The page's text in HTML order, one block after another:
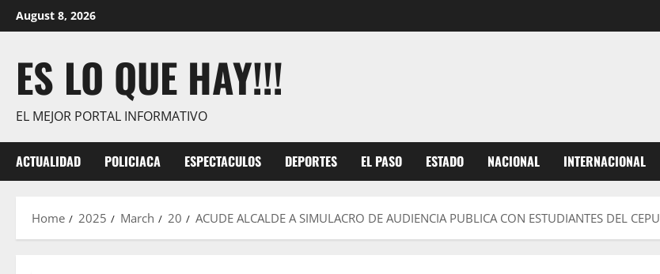
Skip
to
August 8, 2026
ES LO QUE HAY!!!
EL MEJOR PORTAL INFORMATIVO
ACTUALIDAD POLICIACA ESPECTACULOS DEPORTES EL PASO ESTADO NACIONAL INTERNACIONAL
Home 2025 March 20 ACUDE ALCALDE A SIMULACRO DE AUDIENCIA PUBLICA CON ESTUDIANTES DEL CEPU